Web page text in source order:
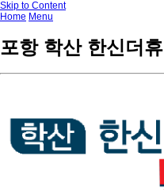
Skip to Content
Home Menu
포항 학산 한신더휴